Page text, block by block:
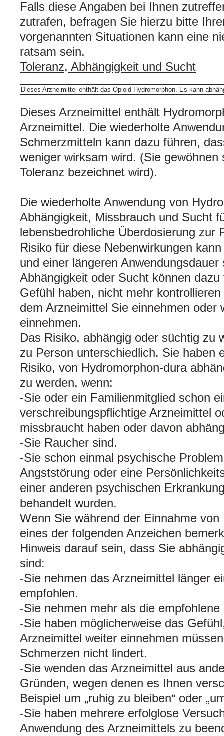
Falls diese Angaben bei Ihnen
zutrafen, befragen Sie hierzu bitte
vorgenannten Situationen kann eine
ratsam sein.
Toleranz, Abhängigkeit und Sucht
Dieses Arzneimittel enthält das Opioid Hydromorphon. Es kann
Dieses Arzneimittel enthält
Arzneimittel. Die wiederholte
Schmerzmitteln kann dazu führen,
weniger wirksam wird. (Sie gewöhnen
Toleranz bezeichnet wird).
Die wiederholte Anwendung von
Abhängigkeit, Missbrauch und Sucht
lebensbedrohliche Überdosierung zur
Risiko für diese Nebenwirkungen
und einer längeren Anwendungsdauer
Abhängigkeit oder Sucht können
Gefühl haben, nicht mehr
dem Arzneimittel Sie einnehmen oder
einnehmen.
Das Risiko, abhängig oder süchtig zu
zu Person unterschiedlich. Sie haben
Risiko, von Hydromorphon-dura
zu werden, wenn:
-Sie oder ein Familienmitglied schon
verschreibungspflichtige Arzneimittel
missbraucht haben oder davon
-Sie Raucher sind.
-Sie schon einmal psychische
Angststörung oder eine
einer anderen psychischen
behandelt wurden.
Wenn Sie während der Einnahme
eines der folgenden Anzeichen
Hinweis darauf sein, dass Sie
sind:
-Sie nehmen das Arzneimittel länger
empfohlen.
-Sie nehmen mehr als die empfohlene
-Sie haben möglicherweise das
Arzneimittel weiter einnehmen
Schmerzen nicht lindert.
-Sie wenden das Arzneimittel aus
Gründen, wegen denen es Ihnen
Beispiel um „ruhig zu bleiben“ oder
-Sie haben mehrere erfolglose
Anwendung des Arzneimittels zu